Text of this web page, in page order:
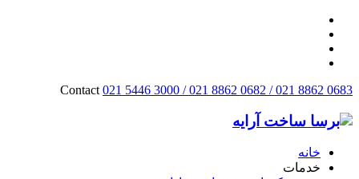
Contact 021 5446 3000 / 021 8862 0682 / 021 8862 0683
خانه
خدمات